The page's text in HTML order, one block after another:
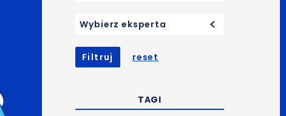
Wybierz eksperta
Filtruj reset
TAGI